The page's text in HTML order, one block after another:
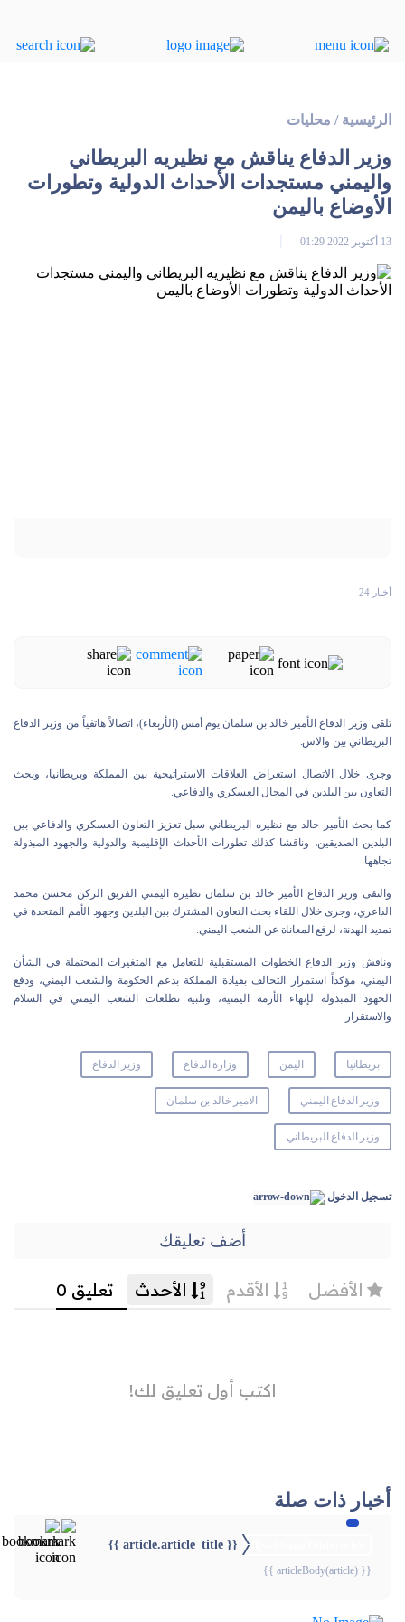
الرئيسية / محليات
وزير الدفاع يناقش مع نظيريه البريطاني
واليمني مستجدات الأحداث الدولية وتطورات
الأوضاع باليمن
13 أكتوبر 2022 01:29
أخبار 24
تلقى وزير الدفاع الأمير خالد بن سلمان يوم أمس (الأربعاء)، اتصالاً هاتفياً من وزير الدفاع
البريطاني بين والاس.
وجرى خلال الاتصال استعراض العلاقات الاستراتيجية بين المملكة وبريطانيا، وبحث
التعاون بين البلدين في المجال العسكري والدفاعي.
كما بحث الأمير خالد مع نظيره البريطاني سبل تعزيز التعاون العسكري والدفاعي بين
البلدين الصديقين، وناقشا كذلك تطورات الأحداث الإقليمية والدولية والجهود المبذولة
تجاهها.
والتقى وزير الدفاع الأمير خالد بن سلمان نظيره اليمني الفريق الركن محسن محمد
الداعري، وجرى خلال اللقاء بحث التعاون المشترك بين البلدين وجهود الأمم المتحدة في
تمديد الهدنة، لرفع المعاناة عن الشعب اليمني.
وناقش وزير الدفاع الخطوات المستقبلية للتعامل مع المتغيرات المحتملة في الشأن
اليمني، مؤكداً استمرار التحالف بقيادة المملكة بدعم الحكومة والشعب اليمني، ودفع
الجهود المبذولة لإنهاء الأزمة اليمنية، وتلبية تطلعات الشعب اليمني في السلام
والاستقرار.
بريطانيا اليمن وزارة الدفاع وزير الدفاع
وزير الدفاع اليمني الامير خالد بن سلمان
وزير الدفاع البريطاني
تسجيل الدخول
أضف تعليقك
أخبار ذات صلة
{{ article.article_title }}
{{ articleBody(article) }}